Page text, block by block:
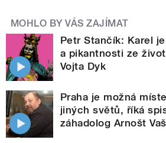
MOHLO BY VÁS ZAJÍMAT
Petr Stančík: Karel
a pikantnosti ze
Vojta Dyk
Praha je možná
jiných světů, říká
záhadolog Arnošt